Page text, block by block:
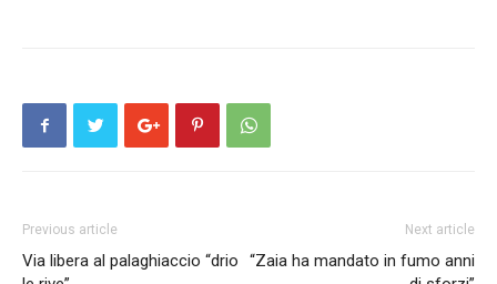
Previous article
Via libera al palaghiaccio “drio
Next article
“Zaia ha mandato in fumo anni